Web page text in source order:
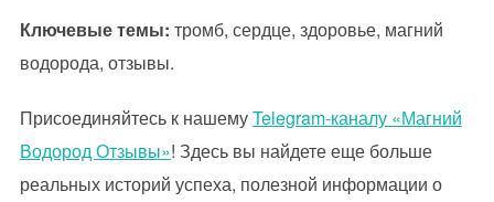
Ключевые темы: тромб, сердце, здоровье, магний
водорода, отзывы.
Присоединяйтесь к нашемуTelegram-каналу «Магний
Водород Отзывы»! Здесь вы найдете еще больше
реальных историй успеха, полезной информации о